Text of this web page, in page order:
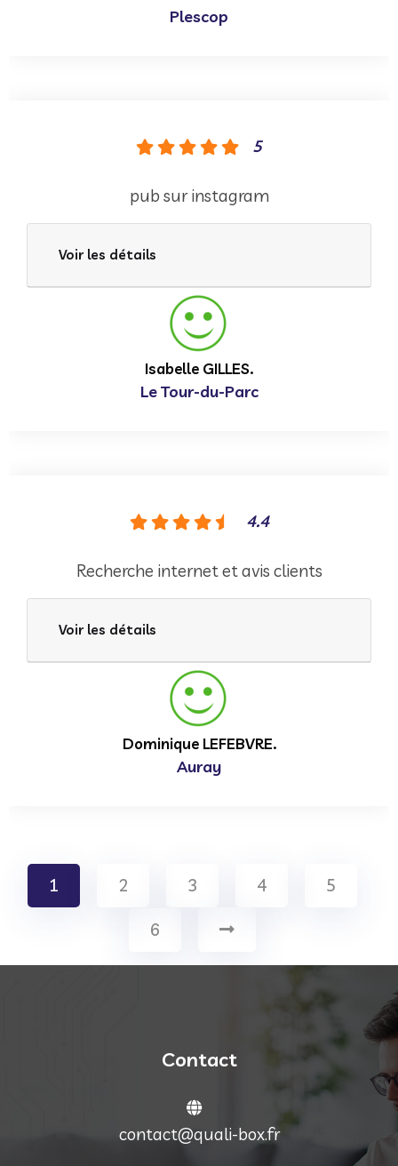
Plescop
5
pub sur instagram
Voir les détails
Isabelle GILLES.
Le Tour-du-Parc
4.4
Recherche internet et avis clients
Voir les détails
Dominique LEFEBVRE.
Auray
1 2 3 4 5
6
Contact
contact@quali-box.fr